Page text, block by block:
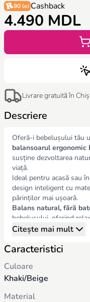
90 lei Cashback
4.490 MDL
Livrare gratuită în
Descriere
Oferă-i bebelușului tău
balansoarul ergonomic
susține dezvoltarea
viață.
Ideal pentru acasă sau
design inteligent cu
părinților mai ușoară.
Balans natural, fără
bebelușului, oferind
3 poziții reglabile:
Se pliază complet, ideal
confortabil pentru copii
Fără baterii, fără zgomot
Bumbac și poliester
Citește mai mult
Caracteristici
Culoare
Khaki/Beige
Material